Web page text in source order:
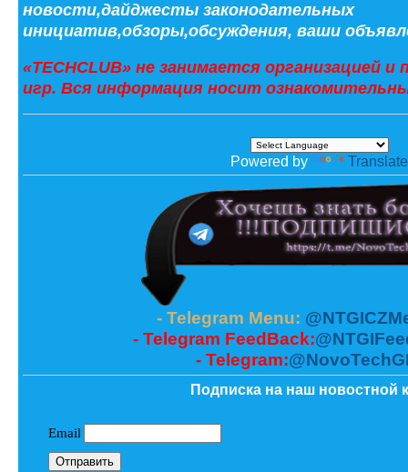
новости,дайджесты законодательных
инициатив,обзоры,обсуждения, ваши
«TECHCLUB» не занимается организацией
игр. Вся информация носит
Powered by Translate
- Telegram Menu:
- Telegram FeedBack:
- Telegram:
Подписка на наш новостной